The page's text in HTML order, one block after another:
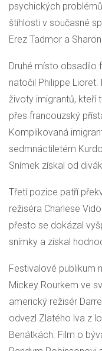
psychických
štíhlosti v současné
Erez Tadmor a
Druhé místo obsadilo
natočil Philippe
životy imigrantů, kteří
přes francouzský
Komplikovaná
sedmnáctiletém
Snímek získal od
Třetí pozice patří
režiséra Charlese
přesto se dokázal
snímky a získal
Festivalové publikum
Mickey Rourkem ve
americký režisér
odvezl Zlatého lva z
Benátkách. Film o